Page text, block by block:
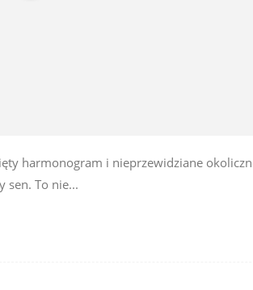
harmonogram i nieprzewidziane
sen. To nie...